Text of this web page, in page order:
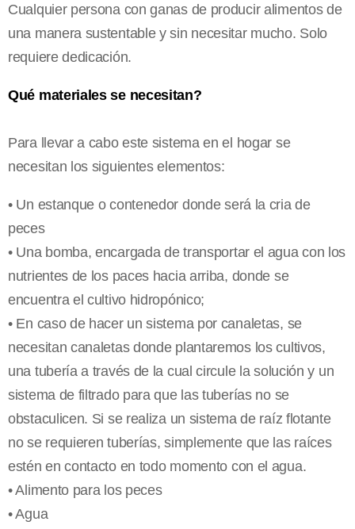
Cualquier persona con ganas de producir alimentos de
una manera sustentable y sin necesitar mucho. Solo
requiere dedicación.
Qué materiales se necesitan?
Para llevar a cabo este sistema en el hogar se
necesitan los siguientes elementos:
• Un estanque o contenedor donde será la cria de
peces
• Una bomba, encargada de transportar el agua con los
nutrientes de los paces hacia arriba, donde se
encuentra el cultivo hidropónico;
• En caso de hacer un sistema por canaletas, se
necesitan canaletas donde plantaremos los cultivos,
una tubería a través de la cual circule la solución y un
sistema de filtrado para que las tuberías no se
obstaculicen. Si se realiza un sistema de raíz flotante
no se requieren tuberías, simplemente que las raíces
estén en contacto en todo momento con el agua.
• Alimento para los peces
• Agua